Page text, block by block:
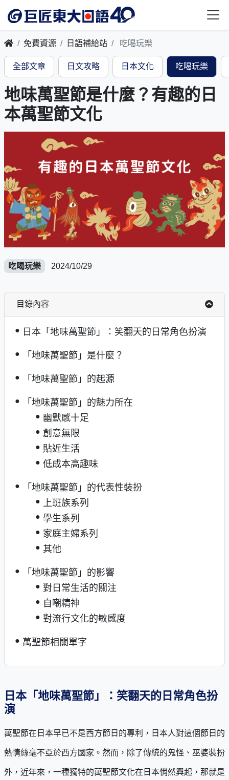
免費資源 日語補給站 吃喝玩樂
全部文章 日文攻略 日本文化 吃喝玩樂
地味萬聖節是什麼？有趣的日
本萬聖節文化
吃喝玩樂 2024/10/29
目錄內容
日本「地味萬聖節」：笑翻天的日常角色扮演
「地味萬聖節」是什麼？
「地味萬聖節」的起源
「地味萬聖節」的魅力所在
幽默感十足
創意無限
貼近生活
低成本高趣味
「地味萬聖節」的代表性裝扮
上班族系列
學生系列
家庭主婦系列
其他
「地味萬聖節」的影響
對日常生活的關注
自嘲精神
對流行文化的敏感度
萬聖節相關單字
日本「地味萬聖節」：笑翻天的日常角色扮
演
萬聖節在日本早已不是西方節日的專利，日本人對這個節日的
熱情絲毫不亞於西方國家。然而，除了傳統的鬼怪、巫婆裝扮
外，近年來，一種獨特的萬聖節文化在日本悄然興起，那就是